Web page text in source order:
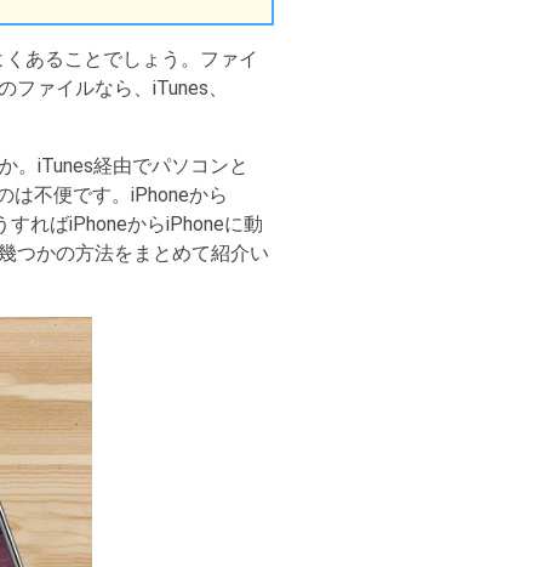
あることでしょう。ファイ
ァイルなら、iTunes、
。iTunes経由でパソコンと
は不便です。iPhoneから
ればiPhoneからiPhoneに動
つかの方法をまとめて紹介い